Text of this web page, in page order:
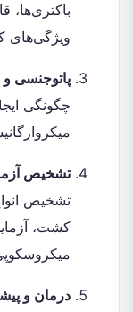
باکتری‌ها،
ویژگی‌های
پاتوجنسی و
چگونگی
تشخیص
تشخیص
کشت،
درمان و